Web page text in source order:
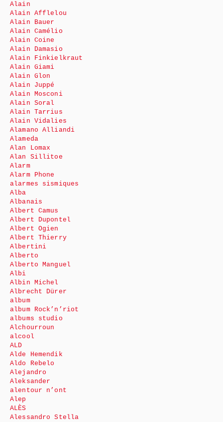
Alain
Alain Afflelou
Alain Bauer
Alain Camélio
Alain Coine
Alain Damasio
Alain Finkielkraut
Alain Giami
Alain Glon
Alain Juppé
Alain Mosconi
Alain Soral
Alain Tarrius
Alain Vidalies
Alamano Alliandi
Alameda
Alan Lomax
Alan Sillitoe
Alarm
Alarm Phone
alarmes sismiques
Alba
Albanais
Albert Camus
Albert Dupontel
Albert Ogien
Albert Thierry
Albertini
Alberto
Alberto Manguel
Albi
Albin Michel
Albrecht Dürer
album
album Rock’n’riot
albums studio
Alchourroun
alcool
ALD
Alde Hemendik
Aldo Rebelo
Alejandro
Aleksander
alentour n’ont
Alep
ALÈS
Alessandro Stella